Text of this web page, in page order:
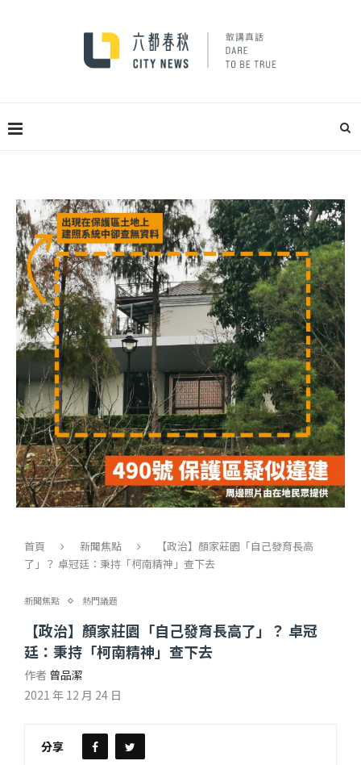
首頁 新聞焦點
【政治】顏家莊園「自己發育長高
了」？ 卓冠廷：秉持「柯南精神」查下去
新聞焦點 熱門議題
【政治】顏家莊園「自己發育長高了」？ 卓冠
廷：秉持「柯南精神」查下去
作者 曾品潔
2021 年 12 月 24 日
分享